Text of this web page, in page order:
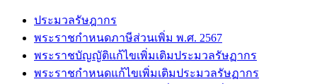
ประมวลรัษฎากร
พระราชกำหนดภาษีส่วนเพิ่ม พ.ศ. 2567
พระราชบัญญัติแก้ไขเพิ่มเติมประมวลรัษฏากร
พระราชกำหนดแก้ไขเพิ่มเติมประมวลรัษฏากร